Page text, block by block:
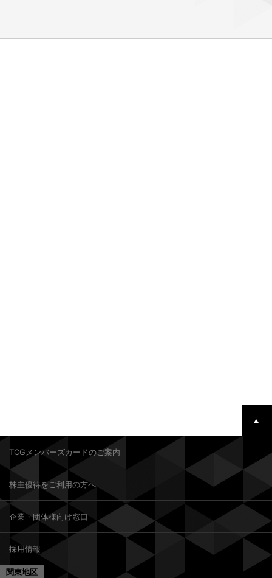
TCGメンバーズカードのご案内
株主優待をご利用の方へ
企業・団体様向け窓口
採用情報
関東地区